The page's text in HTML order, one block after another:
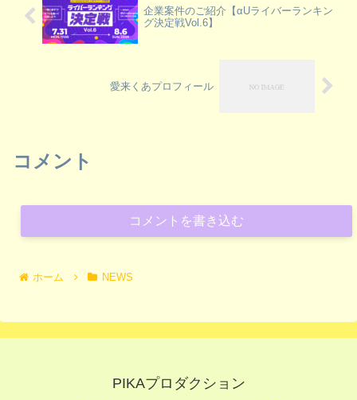
企業案件のご紹介【αUライバーランキン
グ決定戦Vol.6】
愛来くあプロフィール
コメント
コメントを書き込む
ホーム NEWS
PIKAプロダクション